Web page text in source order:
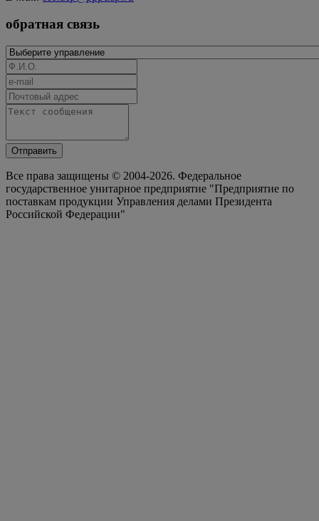
обратная связь
Отправить
Все права защищены © 2004-2026. Федеральное
государственное унитарное предприятие "Предприятие по
поставкам продукции Управления делами Президента
Российской Федерации"